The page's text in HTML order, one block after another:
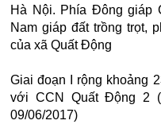
Hà Nội. Phía Đông giáp
Nam giáp đất trồng trọt,
của xã Quất Động
Giai đoạn I rộng khoảng
với CCN Quất Động 2
09/06/2017)